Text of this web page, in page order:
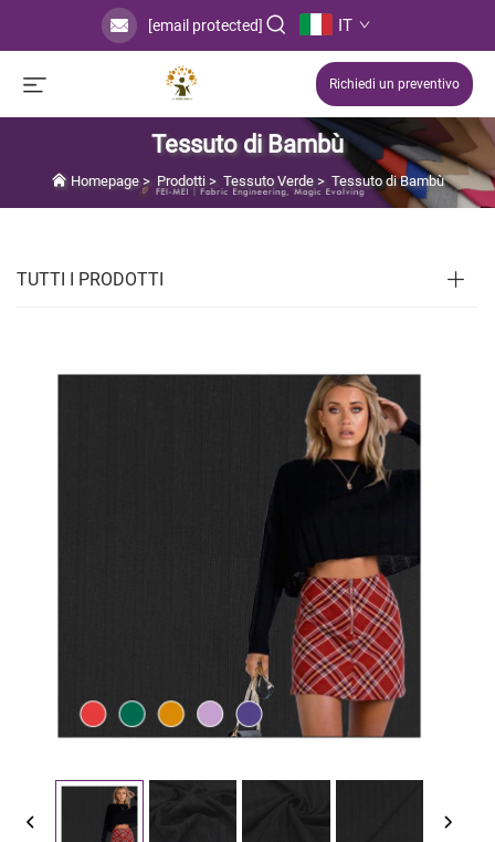
[email protected] IT
Richiedi un preventivo
Tessuto di Bambù
Homepage > Prodotti > Tessuto Verde > Tessuto di Bambù
TUTTI I PRODOTTI